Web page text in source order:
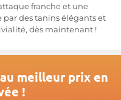
franche et une
des tanins élégants et
dès maintenant !
meilleur prix en
!